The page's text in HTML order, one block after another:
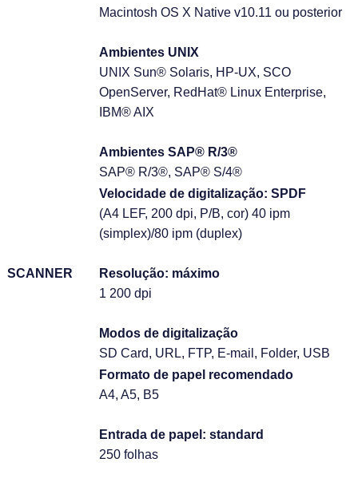
Macintosh OS X Native v10.11 ou posterior
Ambientes UNIX
UNIX Sun® Solaris, HP-UX, SCO
OpenServer, RedHat® Linux Enterprise,
IBM® AIX
Ambientes SAP® R/3®
SAP® R/3®, SAP® S/4®
SCANNER
Velocidade de digitalização: SPDF
(A4 LEF, 200 dpi, P/B, cor) 40 ipm
(simplex)/80 ipm (duplex)
Resolução: máximo
1 200 dpi
Modos de digitalização
SD Card, URL, FTP, E-mail, Folder, USB
Formato de papel recomendado
A4, A5, B5
Entrada de papel: standard
250 folhas